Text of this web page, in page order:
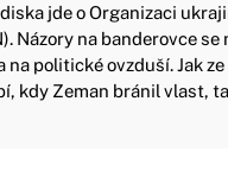
jde o Organizaci
Názory na banderovce se
na politické ovzduší. Jak
kdy Zeman bránil vlast,